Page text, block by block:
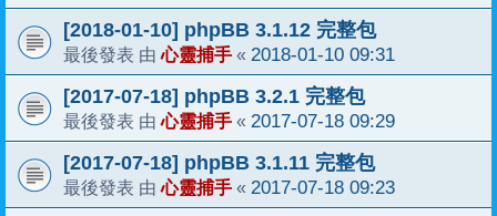
[2018-01-10] phpBB 3.1.12 完整包
最後發表 由心靈捕手 « 2018-01-10 09:31
[2017-07-18] phpBB 3.2.1 完整包
最後發表 由心靈捕手 « 2017-07-18 09:29
[2017-07-18] phpBB 3.1.11 完整包
最後發表 由心靈捕手 « 2017-07-18 09:23